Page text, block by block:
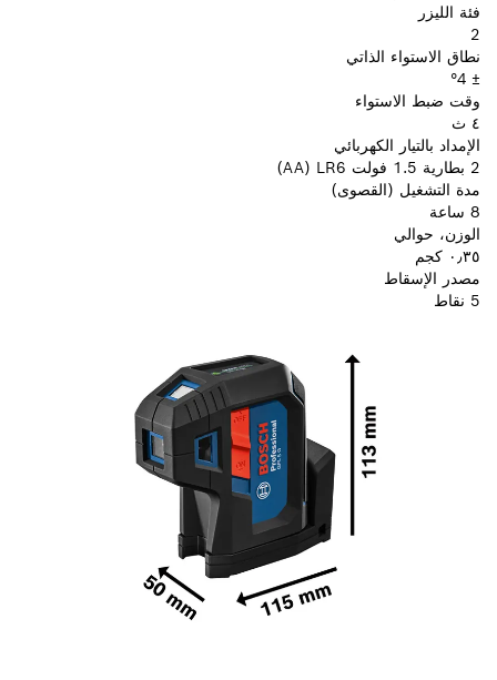
فئة الليزر
نطاق الاستواء الذاتي
وقت ضبط الاستواء
الإمداد بالتيار الكهربائي
مدة التشغيل (القصوى)
الوزن، حوالي
٠٫٣٥ كجم
مصدر الإسقاط